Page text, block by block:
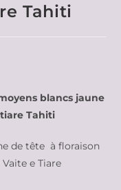
Tahiti
blancs jaune
Tahiti
de tête à floraison
e Tiare